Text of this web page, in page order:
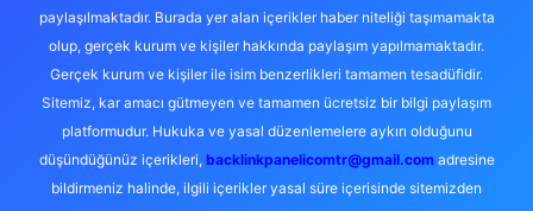
paylaşılmaktadır. Burada yer alan içerikler haber niteliği taşımamakta
olup, gerçek kurum ve kişiler hakkında paylaşım yapılmamaktadır.
Gerçek kurum ve kişiler ile isim benzerlikleri tamamen tesadüfidir.
Sitemiz, kar amacı gütmeyen ve tamamen ücretsiz bir bilgi paylaşım
platformudur. Hukuka ve yasal düzenlemelere aykırı olduğunu
düşündüğünüz içerikleri, backlinkpanelicomtr@gmail.comadresine
bildirmeniz halinde, ilgili içerikler yasal süre içerisinde sitemizden